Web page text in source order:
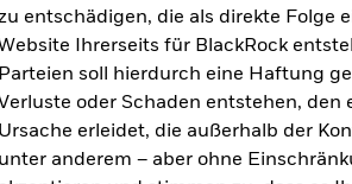
entschädigen, die als direkte Folge
Ihrerseits für BlackRock
Parteien soll hierdurch eine Haftung
oder Schaden entstehen,
Ursache erleidet, die außerhalb der
unter anderem – aber ohne